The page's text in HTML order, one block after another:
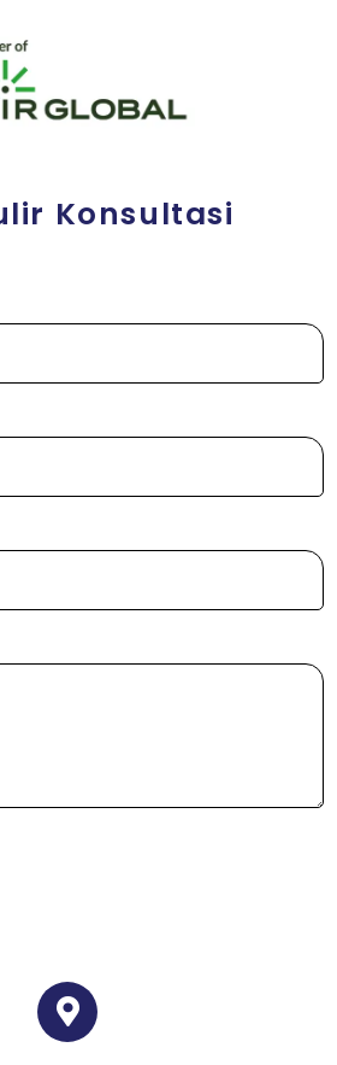
Konsultasi